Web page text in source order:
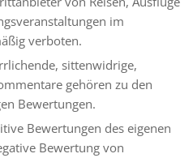
im
verboten.
sittenwidrige,
gehören zu den
Bewertungen.
Bewertungen des eigenen
Bewertung von